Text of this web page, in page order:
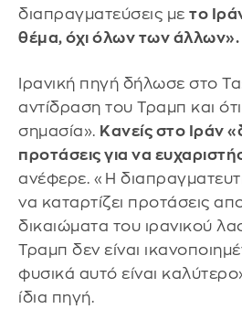
διαπραγματεύσεις με το
θέμα, όχι όλων των άλλων».
Ιρανική πηγή δήλωσε στο
αντίδραση του Τραμπ και
σημασία». Κανείς στο Ιράν
προτάσεις για να
ανέφερε. «Η
να καταρτίζει προτάσεις
δικαιώματα του ιρανικού
Τραμπ δεν είναι
φυσικά αυτό είναι
ίδια πηγή.